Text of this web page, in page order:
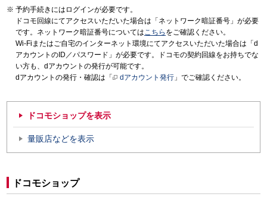
予約手続きにはログインが必要です。
ドコモ回線にてアクセスいただいた場合は「ネットワーク暗証番号」が必要
です。ネットワーク暗証番号についてはこちら をご確認ください。
Wi-Fiまたはご自宅のインターネット環境にてアクセスいただいた場合は「d
アカウントのID／パスワード」が必要です。ドコモの契約回線をお持ちでな
い方も、dアカウントの発行が可能です。
dアカウントの発行・確認は「
dアカウント発行 」でご確認ください。
ドコモショップを表示
量販店などを表示
ドコモショップ